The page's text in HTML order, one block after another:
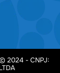
2024 - CNPJ: